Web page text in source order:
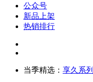
公众号
新品上架
热销排行
当季精选： 享久系